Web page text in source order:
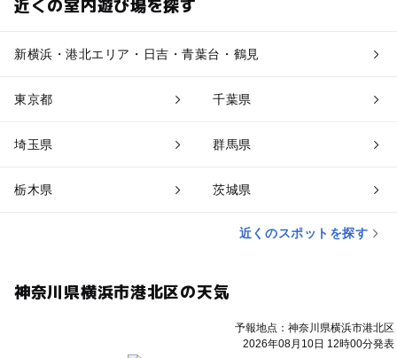
新横浜・港北エリア・日吉・青葉台・鶴見
東京都 千葉県
埼玉県 群馬県
栃木県 茨城県
近くのスポットを探す
神奈川県横浜市港北区の天気
予報地点：神奈川県横浜市港北区
2026年08月10日 12時00分発表